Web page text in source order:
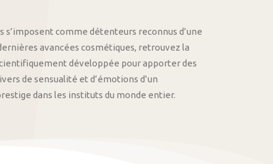
s’imposent comme détenteurs reconnus d’une
avancées cosmétiques, retrouvez la
développée pour apporter des
de sensualité et d’émotions d’un
dans les instituts du monde entier.